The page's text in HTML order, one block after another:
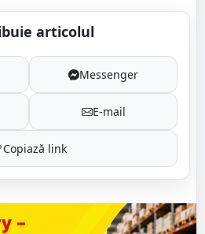
articolul
Messenger
E-mail
Copiază link